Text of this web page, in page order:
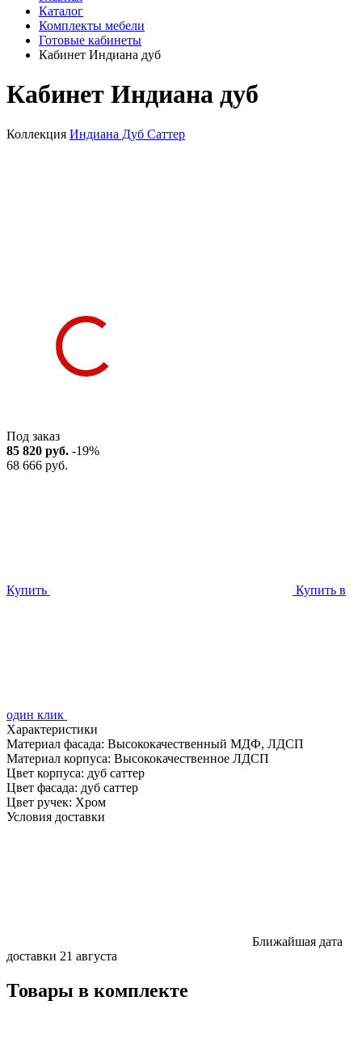
Каталог
Комплекты мебели
Готовые кабинеты
Кабинет Индиана дуб
Кабинет Индиана дуб
Коллекция Индиана Дуб Саттер
Под заказ
85 820 руб. -19%
68 666 руб.
Купить Купить в
один клик
Характеристики
Материал фасада: Высококачественный МДФ, ЛДСП
Материал корпуса: Высококачественное ЛДСП
Цвет корпуса: дуб саттер
Цвет фасада: дуб саттер
Цвет ручек: Хром
Условия доставки
Ближайшая дата
доставки 21 августа
Товары в комплекте